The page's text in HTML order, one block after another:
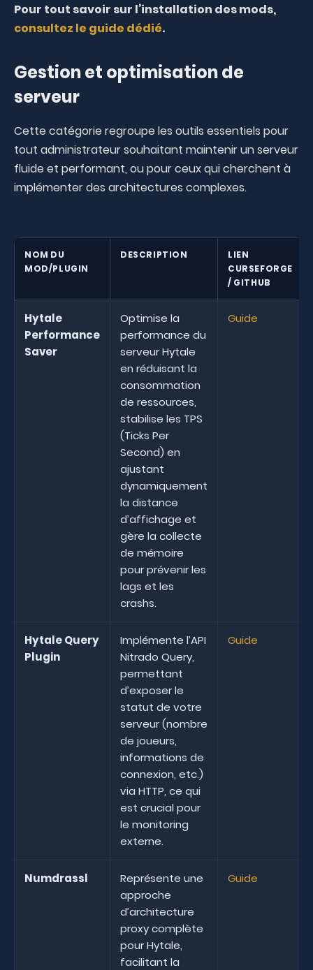
Pour tout savoir sur l’installation des mods,
consultez le guide dédié.
Gestion et optimisation de
serveur
Cette catégorie regroupe les outils essentiels pour
tout administrateur souhaitant maintenir un serveur
fluide et performant, ou pour ceux qui cherchent à
implémenter des architectures complexes.
NOM DU
MOD/PLUGIN
DESCRIPTION
LIEN
CURSEFORGE
/ GITHUB
Hytale
Performance
Saver
Optimise la
performance du
serveur Hytale
en réduisant la
consommation
de ressources,
stabilise les TPS
(Ticks Per
Second) en
ajustant
dynamiquement
la distance
d’affichage et
gère la collecte
de mémoire
pour prévenir les
lags et les
crashs.
Guide
Hytale Query
Plugin
Implémente l’API
Nitrado Query,
permettant
d’exposer le
statut de votre
serveur (nombre
de joueurs,
informations de
connexion, etc.)
via HTTP, ce qui
est crucial pour
le monitoring
externe.
Guide
Numdrassl
Représente une
approche
d’architecture
proxy complète
pour Hytale,
facilitant la
Guide